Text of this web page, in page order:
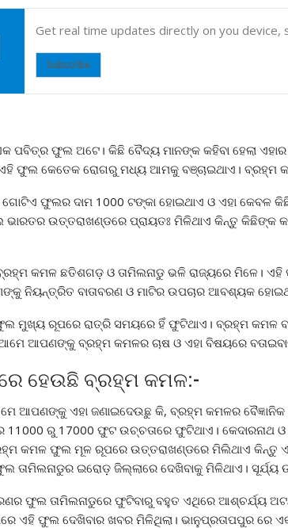
Get real time updates directly on you device,
Subscribe
ପବିତ୍ର ଫୁଲ ଅଟେ। କିଛି ବୈଦ୍ୟ ମାନଙ୍କ କହିବା ହେଲା
ଫୁଲ କେତେକ ରୋଗରୁ ମଧ୍ୟ ଆମକୁ ବଞ୍ଚାଇଥାଏ। ବ୍ରହ୍ମ
ଫୁଲର ଦାମ 1000 ଟଙ୍କା ହୋଇଥାଏ ଓ ଏହା କେବଳ କିଛି
ଉତ୍ତରାଖଣ୍ଡରେ ପ୍ରାୟତଃ ମିଳିଥାଏ କିନ୍ତୁ କିଛିଙ୍କ
କମଳ ଛତିଶଗଡ଼ ଓ ତାମିଲନାଡୁ ଭଳି ରାଜ୍ୟରେ ମିଳେ।
ନିୟନ୍ତ୍ରିତ ବାତାବରଣ ଓ ମାଟିର ଉପଚାର ଆବଶ୍ୟକ
ମୁଖ୍ୟ ରୂପରେ ରାତ୍ରି ସମୟରେ ହିଁ ଫୁଟିଥାଏ। ବ୍ରହ୍ମ କମଳ
ଆପଣଙ୍କୁ ବ୍ରହ୍ମ କମଳର ଚାଷ ଓ ଏହା ବିଷୟରେ
ହେଉଛି ବ୍ରହ୍ମ କମଳ:-
ଆପଣଙ୍କୁ ଏହା ଜଣାଇଦେଉଛୁ କି, ବ୍ରହ୍ମ କମଳର
ରୁ 17000 ଫୁଟ ଉଚ୍ଚତାରେ ଫୁଟିଥାଏ। କେଦାରନାଥ
କମଳ ଫୁଲ ମୂଳ ରୂପରେ ଉତ୍ତରାଖଣ୍ଡରେ ମିଲିଥାଏ କିନ୍ତୁ
ତାମିଲନାଡୁର ଇରୋଡ଼ ଜିଲ୍ଲାରେ ଦେଖିବାକୁ ମିଳିଥାଏ।
ଫୁଲ ତାମିଲନାଡୁରେ ଫୁଟିବାରୁ ବହୁତ ଏଥିରେ ଆଶ୍ଚର୍ଯ୍ୟ
ଏହି ଫୁଲ ଦେଖିବାର ଖବର ମିଳିଥିଲା। ଭାନୁପ୍ରତାପପୁର